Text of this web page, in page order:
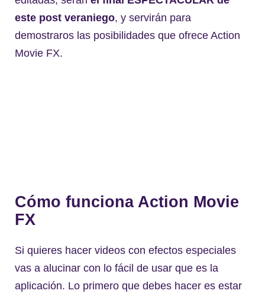
este post veraniego, y servirán para
demostraros las posibilidades que ofrece Action
Movie FX.
Cómo funciona Action Movie
FX
Si quieres hacer videos con efectos especiales
vas a alucinar con lo fácil de usar que es la
aplicación. Lo primero que debes hacer es estar